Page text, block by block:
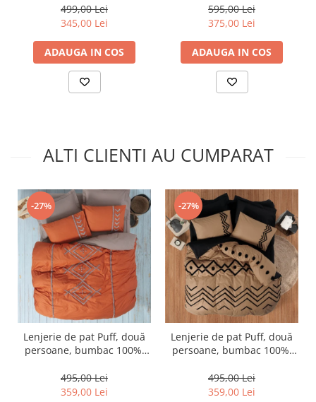
499,00 Lei
345,00 Lei
ADAUGA IN COS
Genny - White
595,00 Lei
375,00 Lei
ADAUGA IN COS
ALTI CLIENTI AU CUMPARAT
-27%
Lenjerie de pat Puff, două
persoane, bumbac 100%,
495,00 Lei
359,00 Lei
-27%
Lenjerie de pat Puff, două
persoane, bumbac 100%,
495,00 Lei
359,00 Lei